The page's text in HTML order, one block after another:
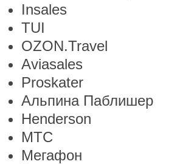
Insales
TUI
OZON.Travel
Aviasales
Proskater
Альпина Паблишер
Henderson
МТС
Мегафон